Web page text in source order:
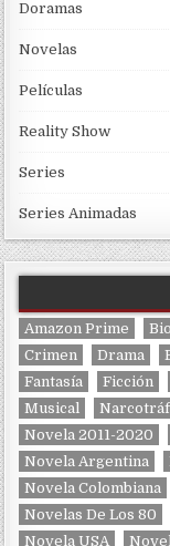
Doramas
Novelas
Películas
Reality Show
Series
Series Animadas
Amazon Prime
Crimen
Drama
Fantasía
Ficción
Musical
Novela 2011-2020
Novela Argentina
Novela Colombiana
Novelas De Los 80
Novela USA